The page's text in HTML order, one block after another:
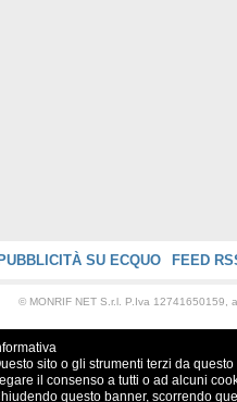
PUBBLICITÀ SU ECQUO FEED
© MONRIF NET S.r.l. P.Iva 12741650159,
sito o gli strumenti terzi da
il consenso a tutti o ad alcuni
questo banner, scorrendo